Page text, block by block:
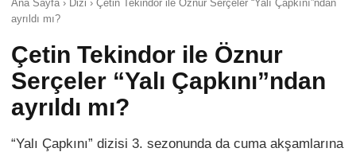
Ana Sayfa › Dizi › Çetin Tekindor ile Öznur Serçeler “Yalı Çapkını”ndan
ayrıldı mı?
Çetin Tekindor ile Öznur
Serçeler “Yalı Çapkını”ndan
ayrıldı mı?
“Yalı Çapkını” dizisi 3. sezonunda da cuma akşamlarına